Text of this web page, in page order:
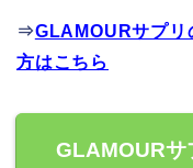
⇒GLAMOURサプリ
方はこちら
GLAMOURサ